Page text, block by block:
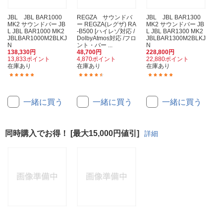
JBL JBL BAR1000
MK2 サウンドバー JB
L JBL BAR1000 MK2
JBLBAR1000M2BLKJ
N
138,330円
13,833ポイント
在庫あり
一緒に買う
REGZA サウンドバ
ー REGZA(レグザ) RA
-B500 [ハイレゾ対応 /
DolbyAtmos対応 /フロ
ント・バー ...
48,700円
4,870ポイント
在庫あり
一緒に買う
JBL JBL BAR1300
MK2 サウンドバー JB
L JBL BAR1300 MK2
JBLBAR1300M2BLKJ
N
228,800円
22,880ポイント
在庫あり
一緒に買う
同時購入でお得！ [最大15,000円値引] 詳細